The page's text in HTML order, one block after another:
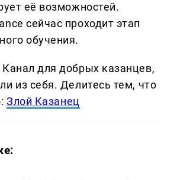
её возможностей.
сейчас проходит этап
обучения.
для добрых казанцев,
из себя. Делитеcь тем, что
Злой Казанец